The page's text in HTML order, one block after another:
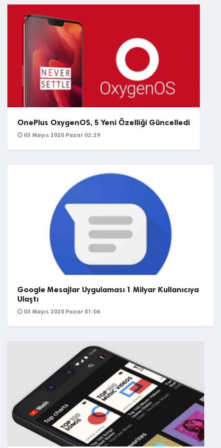
OnePlus OxygenOS, 5 Yeni Özelliği Güncelledi
03 Mayıs 2020 Pazar 02:29
Google Mesajlar Uygulaması 1 Milyar Kullanıcıya
Ulaştı
03 Mayıs 2020 Pazar 01:06